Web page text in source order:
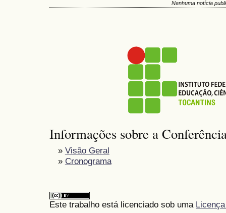
Nenhuma notícia
Informações sobre a
» Visão Geral
» Cronograma
Este trabalho está licenciado sob uma